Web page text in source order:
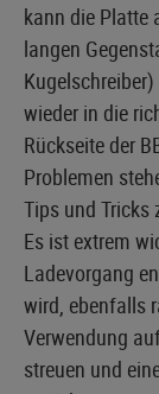
kann die Platte
langen
wieder in die
Rückseite der
Problemen
Tips und Tricks
Es ist extrem
Ladevorgang
wird, ebenfalls
Verwendung
streuen und